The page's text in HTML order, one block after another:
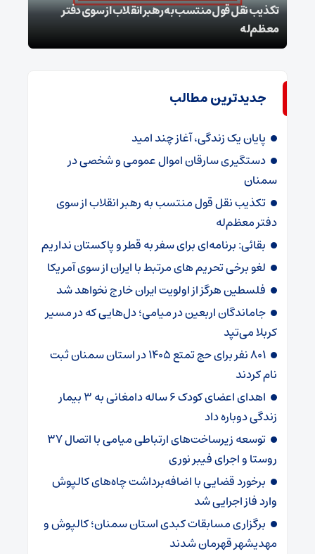
تکذیب نقل قول منتسب به رهبر انقلاب از سوی دفتر
معظم‌له
جدیدترین مطالب
پایان یک زندگی، آغاز چند امید
دستگیری سارقان اموال عمومی و شخصی در
سمنان
تکذیب نقل قول منتسب به رهبر انقلاب از سوی
دفتر معظم‌له
بقائی: برنامه‌ای برای سفر به قطر و پاکستان نداریم
لغو برخی تحریم های مرتبط با ایران از سوی آمریکا
فلسطین هرگز از اولویت ایران خارج نخواهد شد
جاماندگان اربعین در میامی؛ دل‌هایی که در مسیر
کربلا می‌تپد
۸۰۱ نفر برای حج تمتع ۱۴۰۵ در استان سمنان ثبت
نام کردند
اهدای اعضای کودک ۶ ساله دامغانی به ۳ بیمار
زندگی دوباره داد
توسعه زیرساخت‌های ارتباطی میامی با اتصال ۳۷
روستا و اجرای فیبر نوری
برخورد قضایی با اضافه‌برداشت چاه‌های کالپوش
وارد فاز اجرایی شد
برگزاری مسابقات کبدی استان سمنان؛ کالپوش و
مهدیشهر قهرمان شدند